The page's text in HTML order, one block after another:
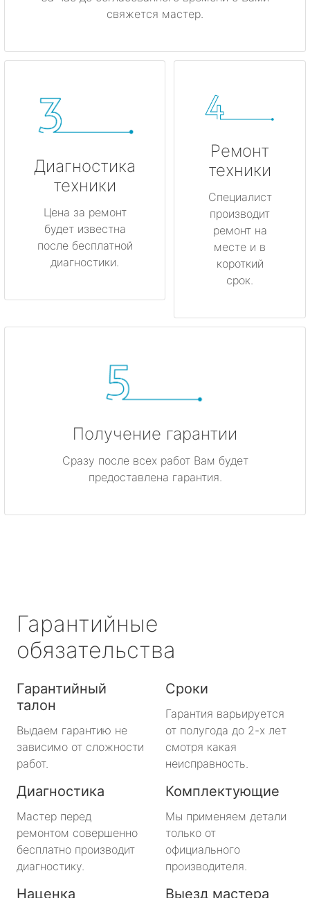
свяжется мастер.
Диагностика
техники
Цена за ремонт
будет известна
после бесплатной
диагностики.
Ремонт
техники
Специалист
производит
ремонт на
месте и в
короткий
срок.
Получение гарантии
Сразу после всех работ Вам будет
предоставлена гарантия.
Гарантийные
обязательства
Гарантийный
талон
Выдаем гарантию не
зависимо от сложности
работ.
Сроки
Гарантия варьируется
от полугода до 2-х лет
смотря какая
неисправность.
Диагностика
Мастер перед
ремонтом совершенно
бесплатно производит
диагностику.
Комплектующие
Мы применяем детали
только от
официального
производителя.
Наценка Выезд мастера